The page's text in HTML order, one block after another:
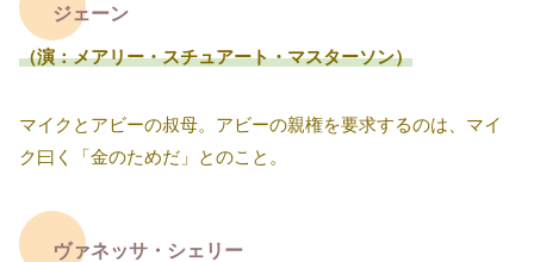
ジェーン
（演：メアリー・スチュアート・マスターソン）
マイクとアビーの叔母。アビーの親権を要求するのは、マイ
ク曰く「金のためだ」とのこと。
ヴァネッサ・シェリー